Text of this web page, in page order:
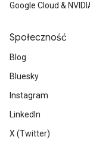
Google Cloud &
Społeczność
Blog
Bluesky
Instagram
LinkedIn
X (Twitter)